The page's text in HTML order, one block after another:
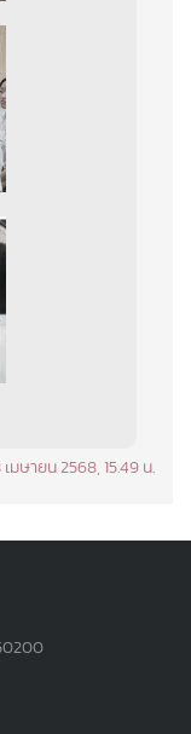
มษายน 2568, 15.49 น.